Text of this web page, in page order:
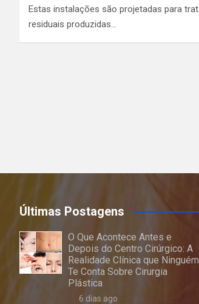
Estas instalações são projetadas para
residuais produzidas…
Últimas Postagens
O Que Acontece Antes e
Depois do Centro Cirúrgico: A
Realidade Clínica que Ninguém
Te Conta Sobre Cirurgia
Plástica
6 dias ago